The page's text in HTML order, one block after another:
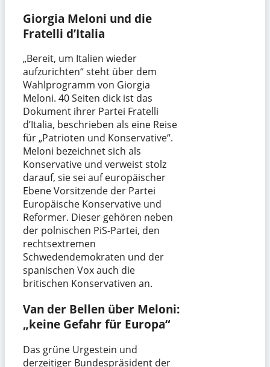
Giorgia Meloni und die
Fratelli d’Italia
„Bereit, um Italien wieder
aufzurichten“ steht über dem
Wahlprogramm von Giorgia
Meloni. 40 Seiten dick ist das
Dokument ihrer Partei Fratelli
d’Italia, beschrieben als eine Reise
für „Patrioten und Konservative“.
Meloni bezeichnet sich als
Konservative und verweist stolz
darauf, sie sei auf europäischer
Ebene Vorsitzende der Partei
Europäische Konservative und
Reformer. Dieser gehören neben
der polnischen PiS-Partei, den
rechtsextremen
Schwedendemokraten und der
spanischen Vox auch die
britischen Konservativen an.
Van der Bellen über Meloni:
„keine Gefahr für Europa“
Das grüne Urgestein und
derzeitiger Bundespräsident der